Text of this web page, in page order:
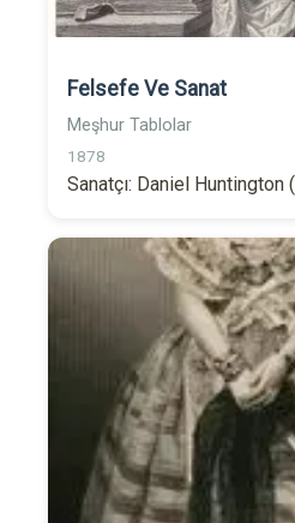
Felsefe Ve Sanat
Meşhur Tablolar
1878
Sanatçı: Daniel